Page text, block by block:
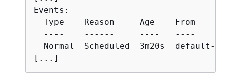
Events:
Type    Reason     Age    From
----    ------     ----   ----
Normal  Scheduled  3m20s  default-
[...]